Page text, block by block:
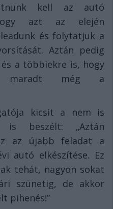
kell az autó
azt az elején
és folytatjuk a
Aztán pedig
a többiekre is, hogy
maradt még a
kicsit a nem is
beszélt: „Aztán
az újabb feladat a
autó elkészítése. Ez
tehát, nagyon sokat
szünetig, de akkor
pihenés!”